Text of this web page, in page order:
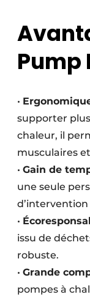
Pump
•
supporter
chaleur, il
musculaires
• Gain de
une seule
•
issu de
robuste.
• Grande
pompes à